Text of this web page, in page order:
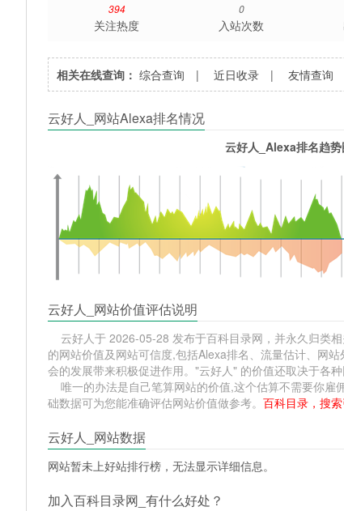
394
关注热度
0
入站次数
相关在线查询： 综合查询 |近日收录 |友情查询
云好人_网站Alexa排名情况
云好人_Alexa排名趋势
云好人_网站价值评估说明
云好人于 2026-05-28 发布于百科目录网，并永久归类
的网站价值及网站可信度,包括Alexa排名、流量估计、网
会的发展带来积极促进作用。"云好人" 的价值还取决于各
唯一的办法是自己笔算网站的价值,这个估算不需要你雇
础数据可为您能准确评估网站价值做参考。百科目录，搜索
云好人_网站数据
网站暂未上好站排行榜，无法显示详细信息。
加入百科目录网_有什么好处？